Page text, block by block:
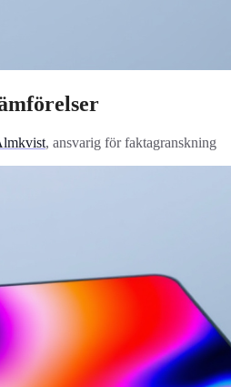
, ansvarig för faktagranskning